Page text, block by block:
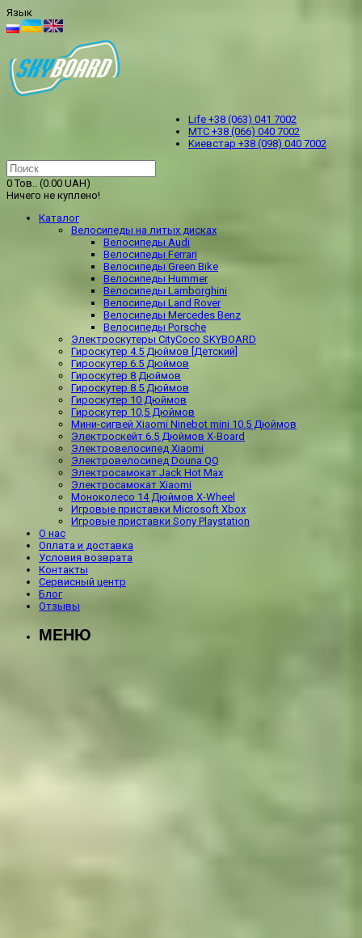
Язык
Life +38 (063) 041 7002
МТС +38 (066) 040 7002
Kиевстар +38 (098) 040 7002
0 Тов.. (0.00 UAH)
Ничего не куплено!
Каталог
Велосипеды на литых дисках
Велосипеды Audi
Велосипеды Ferrari
Велосипеды Green Bike
Велосипеды Hummer
Велосипеды Lamborghini
Велосипеды Land Rover
Велосипеды Mercedes Benz
Велосипеды Porsche
Электроскутеры CityCoco SKYBOARD
Гироскутер 4.5 Дюймов [Детский]
Гироскутер 6.5 Дюймов
Гироскутер 8 Дюймов
Гироскутер 8.5 Дюймов
Гироскутер 10 Дюймов
Гироскутер 10,5 Дюймов
Мини-сигвей Xiaomi Ninebot mini 10.5 Дюймов
Электроскейт 6.5 Дюймов X-Board
Электровелосипед Xiaomi
Электровелосипед Douna QQ
Электросамокат Jack Hot Max
Электросамокат Xiaomi
Моноколесо 14 Дюймов X-Wheel
Игровые приставки Microsoft Xbox
Игровые приставки Sony Playstation
О нас
Оплата и доставка
Условия возврата
Контакты
Сервисный центр
Блог
Отзывы
МЕНЮ